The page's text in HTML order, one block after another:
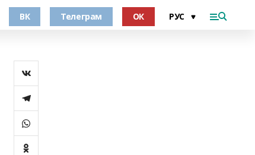
ВК Телеграм ОК